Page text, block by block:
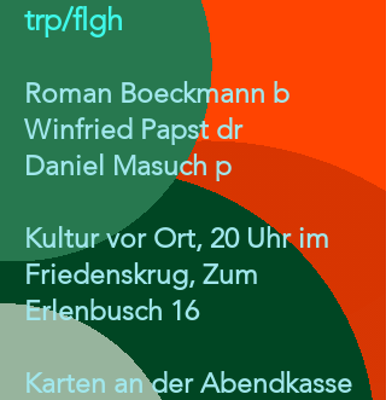
trp/flgh
Roman Boeckmann b
Winfried Papst dr
Daniel Masuch p
Kultur vor Ort, 20 Uhr im
Friedenskrug, Zum
Erlenbusch 16
Karten an der Abendkasse